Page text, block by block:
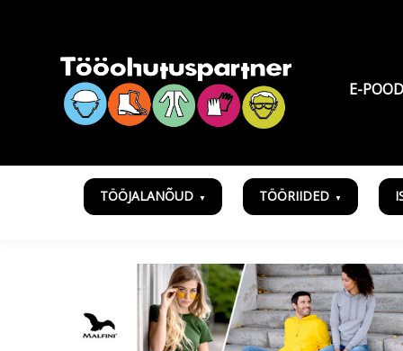
E-POOD
TÖÖJALANÕUD TÖÖRIIDED